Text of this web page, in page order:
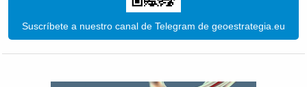
Suscríbete a nuestro canal de Telegram de geoestrategia.eu